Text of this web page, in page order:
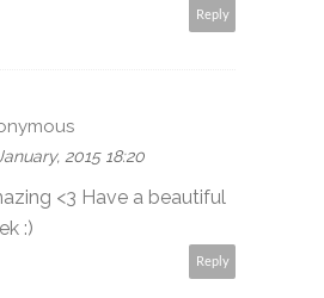
Reply
2015 18:20
<3 Have a beautiful
:)
Reply